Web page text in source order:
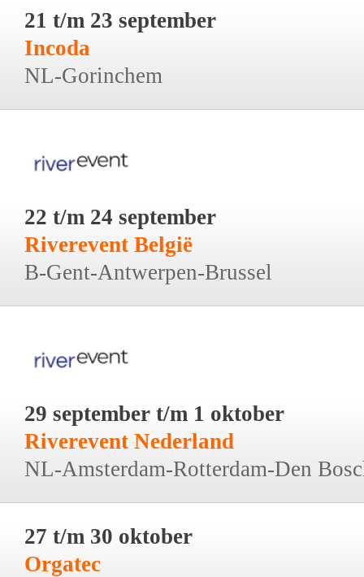
21 t/m 23 september
Incoda
NL-Gorinchem
22 t/m 24 september
Riverevent België
B-Gent-Antwerpen-Brussel
29 september t/m 1 oktober
Riverevent Nederland
NL-Amsterdam-Rotterdam-Den
27 t/m 30 oktober
Orgatec